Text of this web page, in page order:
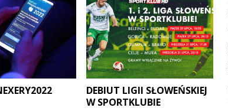
DEBIUT LIGII SŁOWEŃSKIEJ
W SPORTKLUBIE